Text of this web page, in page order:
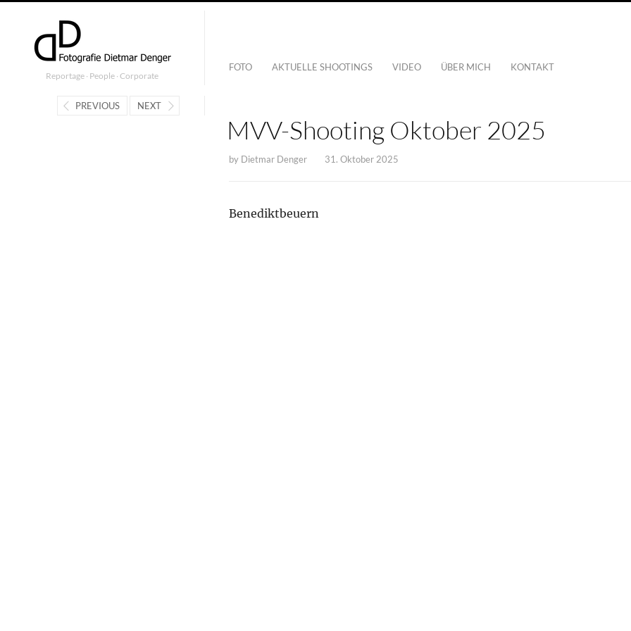
Reportage ∙ People ∙ Corporate
FOTO AKTUELLE SHOOTINGS VIDEO ÜBER MICH KONTAKT
MVV-Shooting Oktober 2025
by Dietmar Denger 31. Oktober 2025
Benediktbeuern
PREVIOUS NEXT